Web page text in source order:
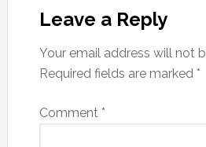
Leave a Reply
Your email address will not
Required fields are marked *
Comment *